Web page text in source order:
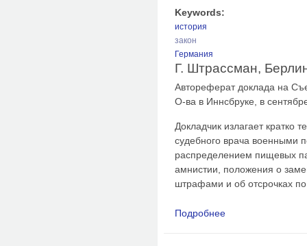
Keywords:
история
закон
Германия
Г. Штрассман,
Автореферат доклада на
О-ва в Иннсбруке, в
Докладчик излагает кратко
судебного врача военными
распределением пищевых
амнистии, положения о
штрафами и об отсрочках
Подробнее